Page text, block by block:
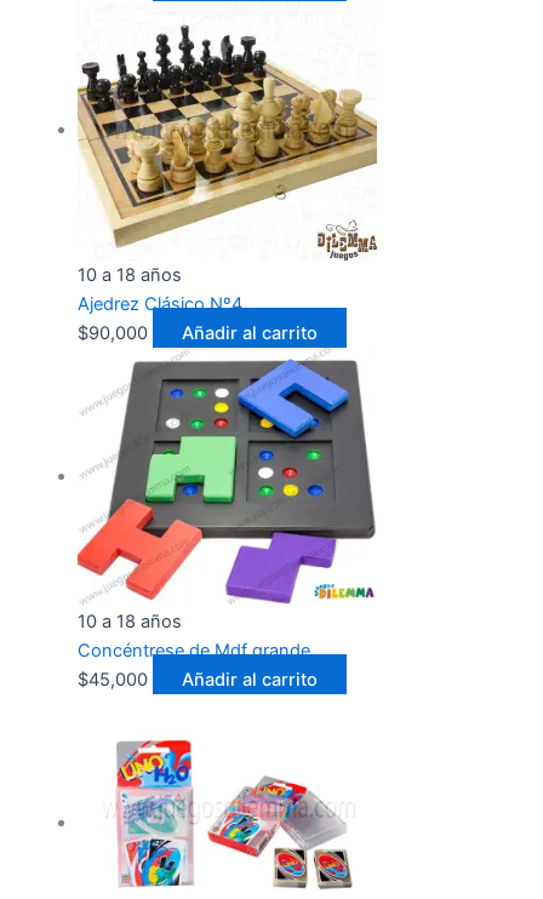
10 a 18 años
Ajedrez Clásico Nº4
$90,000 Añadir al carrito
10 a 18 años
Concéntrese de Mdf grande
$45,000 Añadir al carrito